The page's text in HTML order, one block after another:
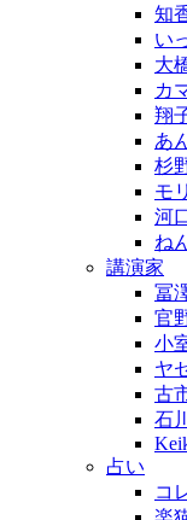
知
い
大
カ
翔
あ
杉
モ
河
ね
講演家
冨
官
小
ヤ
古
石
占い
コ